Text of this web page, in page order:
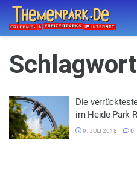
Die
im Heide Park
9. JULI 2018 0